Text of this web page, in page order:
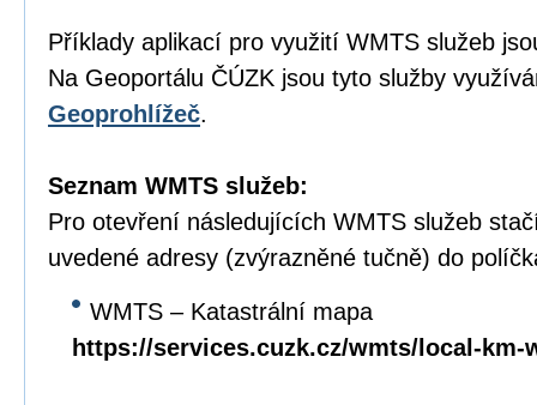
Příklady aplikací pro využití WMTS služeb
Na Geoportálu ČÚZK jsou tyto služby
Geoprohlížeč.
Seznam WMTS služeb:
Pro otevření následujících WMTS služeb
uvedené adresy (zvýrazněné tučně) do
WMTS – Katastrální mapa
https://services.cuzk.cz/wmts/local-km-